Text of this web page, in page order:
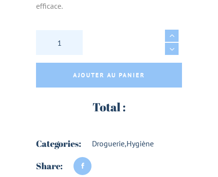
efficace.
APPAT PIEGE A GUEPES & FRELONS 500ml
AJOUTER AU PANIER
Total :
Categories: Droguerie,Hygiène
Share: